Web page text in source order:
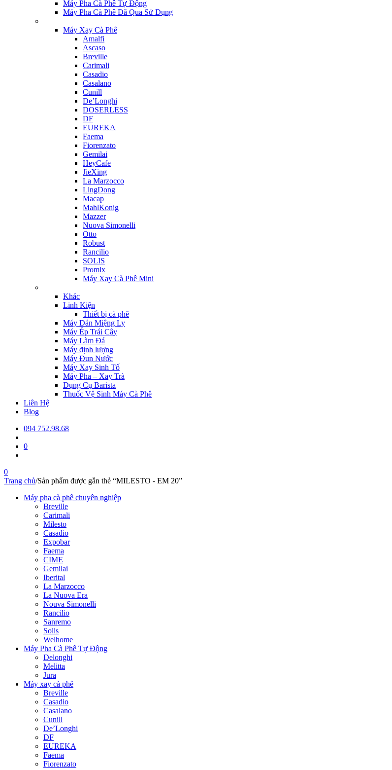
Máy Pha Cà Phê Tự Động
Máy Pha Cà Phê Đã Qua Sử Dụng
Máy Xay Cà Phê
Amalfi
Ascaso
Breville
Carimali
Casadio
Casalano
Cunill
De’Longhi
DOSERLESS
DF
EUREKA
Faema
Fiorenzato
Gemilai
HeyCafe
JieXing
La Marzocco
LingDong
Macap
MahlKonig
Mazzer
Nuova Simonelli
Otto
Robust
Rancilio
SOLIS
Promix
Máy Xay Cà Phê Mini
Khác
Linh Kiện
Thiết bị cà phê
Máy Dán Miệng Ly
Máy Ép Trái Cây
Máy Làm Đá
Máy định lượng
Máy Đun Nước
Máy Xay Sinh Tố
Máy Pha – Xay Trà
Dụng Cụ Barista
Thuốc Vệ Sinh Máy Cà Phê
Liên Hệ
Blog
094 752.98.68
0
0
Trang chủ/Sản phẩm được gắn thẻ “MILESTO - EM 20”
Máy pha cà phê chuyên nghiệp
Breville
Carimali
Milesto
Casadio
Expobar
Faema
CIME
Gemilai
Iberital
La Marzocco
La Nuova Era
Nouva Simonelli
Rancilio
Sanremo
Solis
Welhome
Máy Pha Cà Phê Tự Động
Delonghi
Melitta
Jura
Máy xay cà phê
Breville
Casadio
Casalano
Cunill
De’Longhi
DF
EUREKA
Faema
Fiorenzato